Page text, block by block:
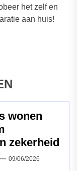
het zelf en
aan huis!
wonen
zekerheid
09/06/2026